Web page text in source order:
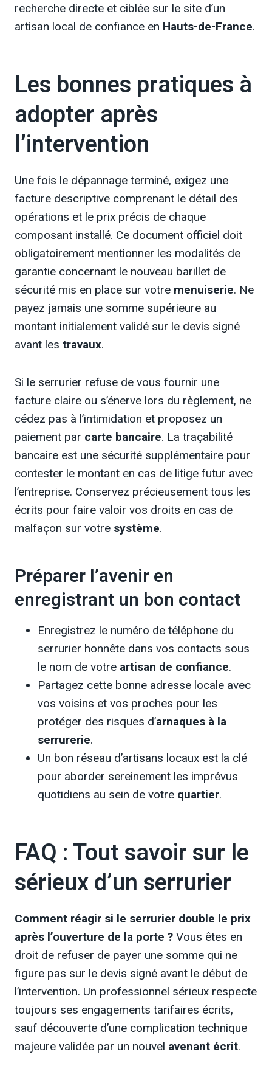
recherche directe et ciblée sur le site d’un
artisan local de confiance en Hauts-de-France.
Les bonnes pratiques à
adopter après
l’intervention
Une fois le dépannage terminé, exigez une
facture descriptive comprenant le détail des
opérations et le prix précis de chaque
composant installé. Ce document officiel doit
obligatoirement mentionner les modalités de
garantie concernant le nouveau barillet de
sécurité mis en place sur votre menuiserie. Ne
payez jamais une somme supérieure au
montant initialement validé sur le devis signé
avant les travaux.
Si le serrurier refuse de vous fournir une
facture claire ou s’énerve lors du règlement, ne
cédez pas à l’intimidation et proposez un
paiement par carte bancaire. La traçabilité
bancaire est une sécurité supplémentaire pour
contester le montant en cas de litige futur avec
l’entreprise. Conservez précieusement tous les
écrits pour faire valoir vos droits en cas de
malfaçon sur votre système.
Préparer l’avenir en
enregistrant un bon contact
Enregistrez le numéro de téléphone du
serrurier honnête dans vos contacts sous
le nom de votre artisan de confiance.
Partagez cette bonne adresse locale avec
vos voisins et vos proches pour les
protéger des risques d’arnaques à la
serrurerie.
Un bon réseau d’artisans locaux est la clé
pour aborder sereinement les imprévus
quotidiens au sein de votre quartier.
FAQ : Tout savoir sur le
sérieux d’un serrurier
Comment réagir si le serrurier double le prix
après l’ouverture de la porte ? Vous êtes en
droit de refuser de payer une somme qui ne
figure pas sur le devis signé avant le début de
l’intervention. Un professionnel sérieux respecte
toujours ses engagements tarifaires écrits,
sauf découverte d’une complication technique
majeure validée par un nouvel avenant écrit.